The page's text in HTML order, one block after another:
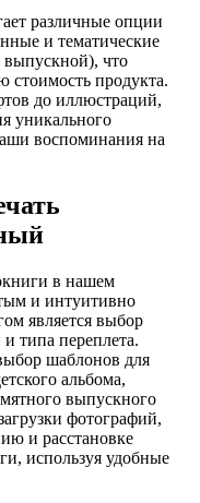
различные опции
и тематические
что
стоимость продукта.
до иллюстраций,
уникального
воспоминания на
в нашем
и интуитивно
является выбор
типа переплета.
шаблонов для
альбома,
выпускного
фотографий,
и расстановке
используя удобные